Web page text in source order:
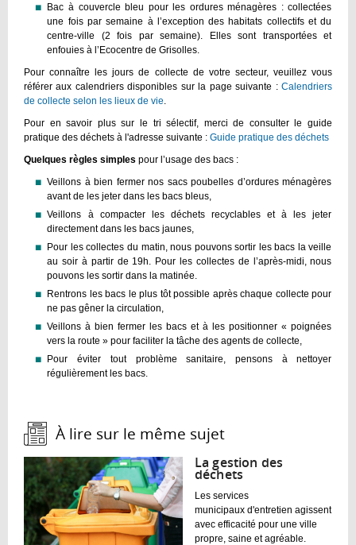
Bac à couvercle bleu pour les ordures ménagères : collectées
une fois par semaine à l’exception des habitats collectifs et du
centre-ville (2 fois par semaine). Elles sont transportées et
enfouies à l’Ecocentre de Grisolles.
Pour connaître les jours de collecte de votre secteur, veuillez vous
référer aux calendriers disponibles sur la page suivante : Calendriers
de collecte selon les lieux de vie
Pour en savoir plus sur le tri sélectif, merci de consulter le guide
pratique des déchets à l'adresse suivante : Guide pratique des déchets
Quelques règles simples pour l’usage des bacs :
Veillons à bien fermer nos sacs poubelles d’ordures ménagères
avant de les jeter dans les bacs bleus,
Veillons à compacter les déchets recyclables et à les jeter
directement dans les bacs jaunes,
Pour les collectes du matin, nous pouvons sortir les bacs la veille
au soir à partir de 19h. Pour les collectes de l’après-midi, nous
pouvons les sortir dans la matinée.
Rentrons les bacs le plus tôt possible après chaque collecte pour
ne pas gêner la circulation,
Veillons à bien fermer les bacs et à les positionner « poignées
vers la route » pour faciliter la tâche des agents de collecte,
Pour éviter tout problème sanitaire, pensons à nettoyer
régulièrement les bacs.
À lire sur le même sujet :
La gestion des
déchets
Les services
municipaux d'entretien agissent
avec efficacité pour une ville
propre, saine et agréable.